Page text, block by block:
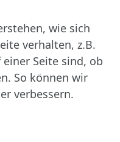
Lübeck
wie sich
verhalten, z.B.
Seite sind, ob
So können wir
verbessern.